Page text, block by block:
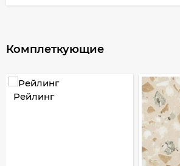
Комплеткующие
Рейлинг